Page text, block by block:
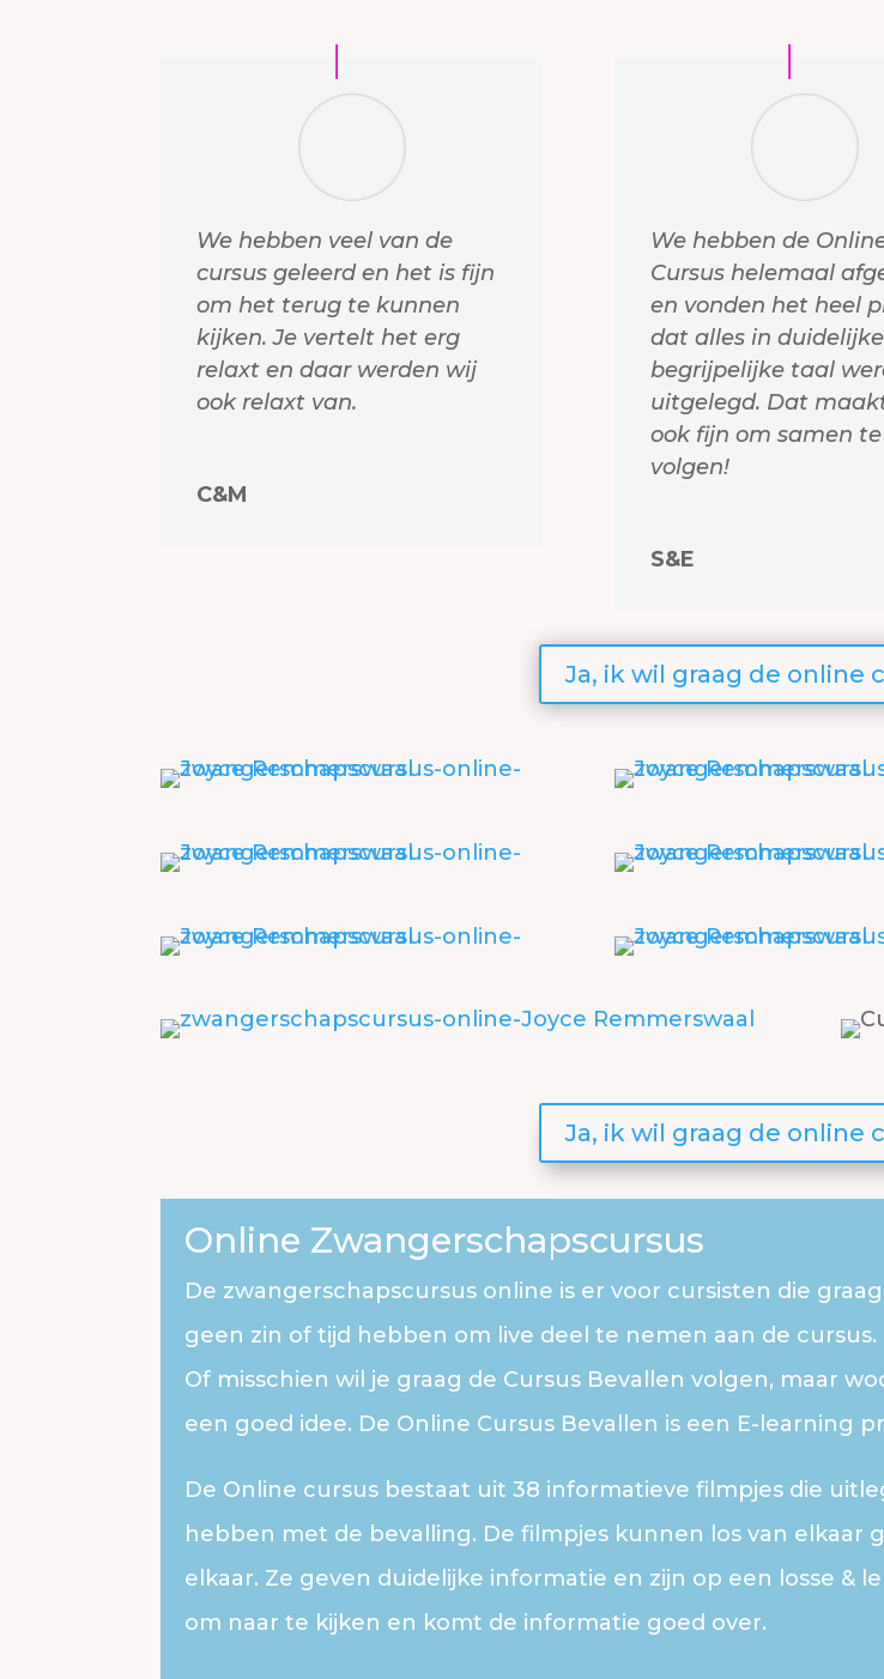
We hebben veel van de
cursus geleerd en het is fijn
om het terug te kunnen
kijken. Je vertelt het erg
relaxt en daar werden wij
ook relaxt van.
C&M
We hebben de
Cursus helemaal
en vonden het heel
dat alles in
begrijpelijke taal
uitgelegd. Dat
ook fijn om samen te
volgen!
S&E
Ja, ik wil graag de online
Ja, ik wil graag de online
Online Zwangerschapscursus
De zwangerschapscursus online is er voor cursisten die
geen zin of tijd hebben om live deel te nemen aan de cursus.
Of misschien wil je graag de Cursus Bevallen volgen, maar
een goed idee. De Online Cursus Bevallen is een E-learning
De Online cursus bestaat uit 38 informatieve filmpjes die
hebben met de bevalling. De filmpjes kunnen los van elkaar
elkaar. Ze geven duidelijke informatie en zijn op een losse &
om naar te kijken en komt de informatie goed over.